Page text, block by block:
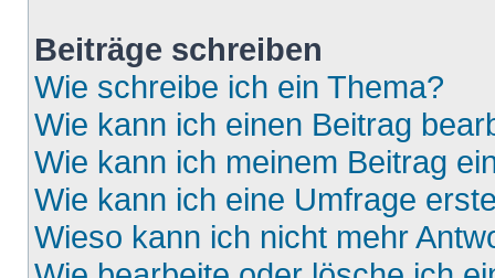
Beiträge schreiben
Wie schreibe ich ein Thema?
Wie kann ich einen Beitrag
Wie kann ich meinem Beitrag
Wie kann ich eine Umfrage
Wieso kann ich nicht mehr